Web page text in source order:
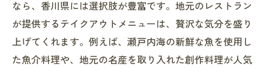
なら、香川県には選択肢が豊富です。地元のレストラン
が提供するテイクアウトメニューは、贅沢な気分を盛り
上げてくれます。例えば、瀬戸内海の新鮮な魚を使用し
た魚介料理や、地元の名産を取り入れた創作料理が人気